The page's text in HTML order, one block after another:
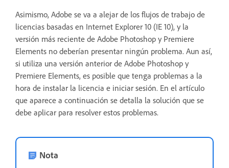
Asimismo, Adobe se va a alejar de los flujos de trabajo de
licencias basadas en Internet Explorer 10 (IE 10), y la
versión más reciente de Adobe Photoshop y Premiere
Elements no deberían presentar ningún problema. Aun así,
si utiliza una versión anterior de Adobe Photoshop y
Premiere Elements, es posible que tenga problemas a la
hora de instalar la licencia e iniciar sesión. En el artículo
que aparece a continuación se detalla la solución que se
debe aplicar para resolver estos problemas.
Nota